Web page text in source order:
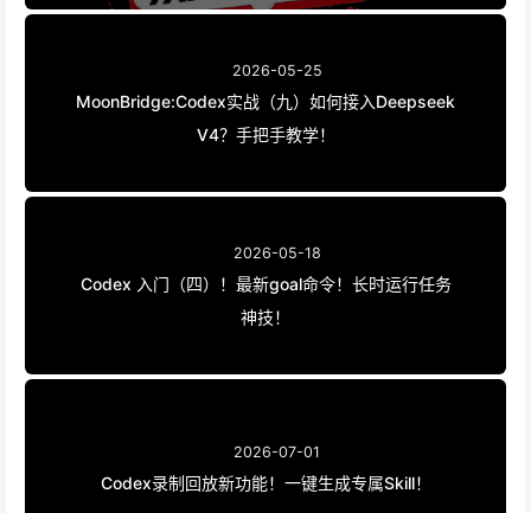
2026-05-25
MoonBridge:Codex实战（九）如何接入Deepseek
V4？手把手教学！
2026-05-18
Codex 入门（四）！最新goal命令！长时运行任务
神技！
2026-07-01
Codex录制回放新功能！一键生成专属Skill！